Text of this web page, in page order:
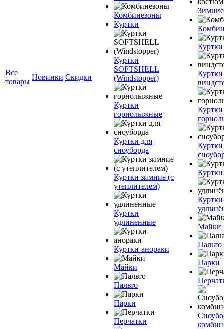
Все
товары
Новинки Скидки
Комбинезоны
Куртки
Куртки
SOFTSHELL
(Windstopper)
Куртки
горнолыжные
Куртки для
сноуборда
Куртки зимние (с
утеплителем)
Куртки
удлиненные
Куртки-анораки
Майки
Пальто
Парки
Перчатки
Куртки
Куртки
Куртки
Куртки
Куртки
Майки
Пальто
Парки